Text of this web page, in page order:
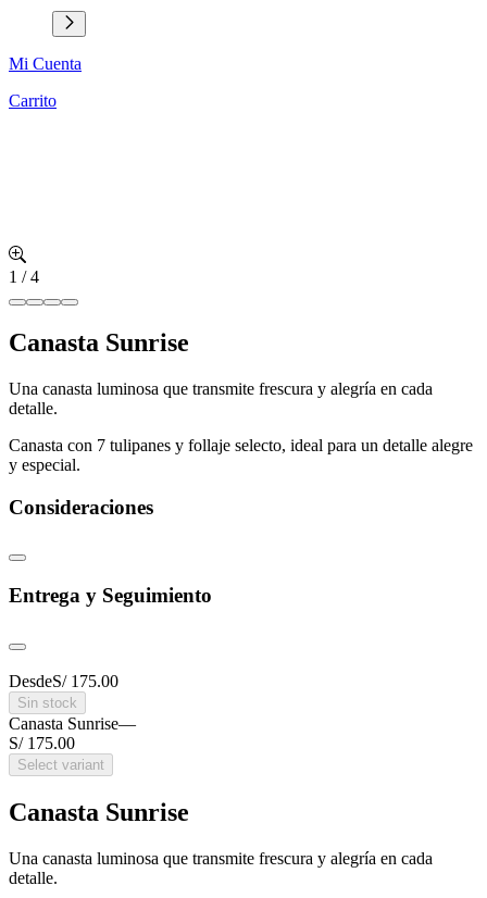
Mi Cuenta
Carrito
1 /4
Canasta Sunrise
Una canasta luminosa que transmite frescura y alegría en cada
detalle.
Canasta con 7 tulipanes y follaje selecto, ideal para un detalle alegre
y especial.
Consideraciones
Entrega y Seguimiento
DesdeS/ 175.00
Sin stock
Canasta Sunrise—
S/ 175.00
Select variant
Canasta Sunrise
Una canasta luminosa que transmite frescura y alegría en cada
detalle.